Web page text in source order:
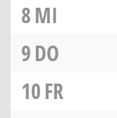
8MI
9DO
10FR